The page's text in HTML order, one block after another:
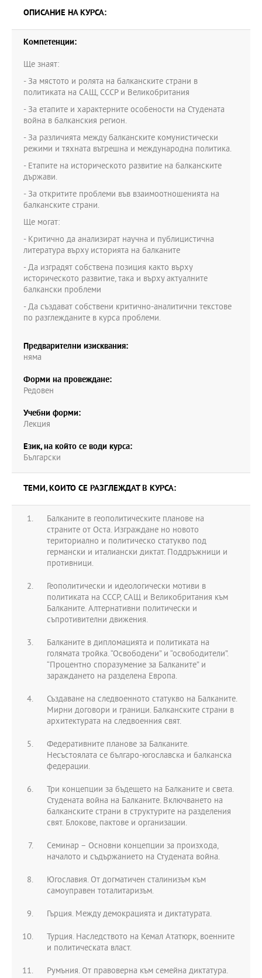
ОПИСАНИЕ НА КУРСА:
Компетенции:
Ще знаят:
- За мястото и ролята на балканските страни в
политиката на САЩ, СССР и Великобритания
- За етапите и характерните особености на Студената
война в балканския регион.
- За различията между балканските комунистически
режими и тяхната вътрешна и международна политика.
- Етапите на историческото развитие на балканските
държави.
- За откритите проблеми във взаимоотношенията на
балканските страни.
Ще могат:
- Критично да анализират научна и публицистична
литература върху историята на балканите
- Да изградят собствена позиция както върху
историческото развитие, така и върху актуалните
балкански проблеми
- Да създават собствени критично-аналитични текстове
по разглежданите в курса проблеми.
Предварителни изисквания:
няма
Форми на провеждане:
Редовен
Учебни форми:
Лекция
Език, на който се води курса:
Български
ТЕМИ, КОИТО СЕ РАЗГЛЕЖДАТ В КУРСА:
Балканите в геополитическите планове на
страните от Оста. Изграждане но новото
териториално и политическо статукво под
германски и италиански диктат. Поддръжници и
противници.
Геополитически и идеологически мотиви в
политиката на СССР, САЩ и Великобритания към
Балканите. Алтернативни политически и
съпротивителни движения.
Балканите в дипломацията и политиката на
голямата тройка. “Освободени” и “освободители”.
“Процентно споразумение за Балканите” и
зараждането на разделена Европа.
Създаване на следвоенното статукво на Балканите.
Мирни договори и граници. Балканските страни в
архитектурата на следвоенния свят.
Федеративните планове за Балканите.
Несъстоялата се българо-югославска и балканска
федерации.
Три концепции за бъдещето на Балканите и света.
Студената война на Балканите. Включването на
балканските страни в структурите на разделения
свят. Блокове, пактове и организации.
Семинар – Основни концепции за произхода,
началото и съдържанието на Студената война.
Югославия. От догматичен сталинизъм към
самоуправен тоталитаризъм.
Гърция. Между демокрацията и диктатурата.
Турция. Наследството на Кемал Ататюрк, военните
и политическата власт.
Румъния. От правоверна към семейна диктатура.